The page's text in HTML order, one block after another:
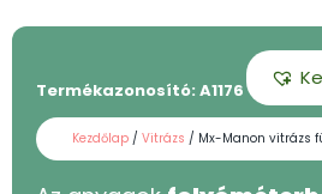
Termékazonosító: A1176 - 75
Kezdőlap / Vitrázs / Mx-Manon vitrázs